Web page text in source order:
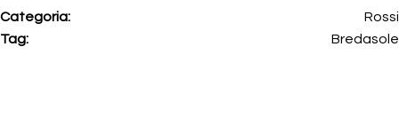
Categoria:
Rossi
Tag:
Bredasole